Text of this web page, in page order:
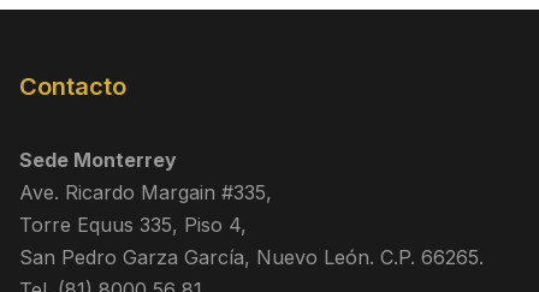
Contacto
Sede Monterrey
Ave. Ricardo Margain #335,
Torre Equus 335, Piso 4,
San Pedro Garza García, Nuevo León. C.P. 66265.